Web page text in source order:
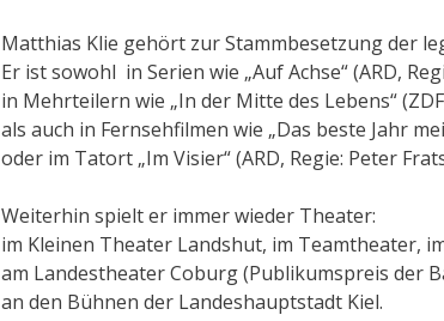
Matthias Klie gehört zur Stammbesetzung der
Er ist sowohl in Serien wie „Auf Achse“ (ARD,
in Mehrteilern wie „In der Mitte des Lebens“
als auch in Fernsehfilmen wie „Das beste Jahr
oder im Tatort „Im Visier“ (ARD, Regie: Peter
Weiterhin spielt er immer wieder Theater:
im Kleinen Theater Landshut, im Teamtheater,
am Landestheater Coburg (Publikumspreis der
an den Bühnen der Landeshauptstadt Kiel.